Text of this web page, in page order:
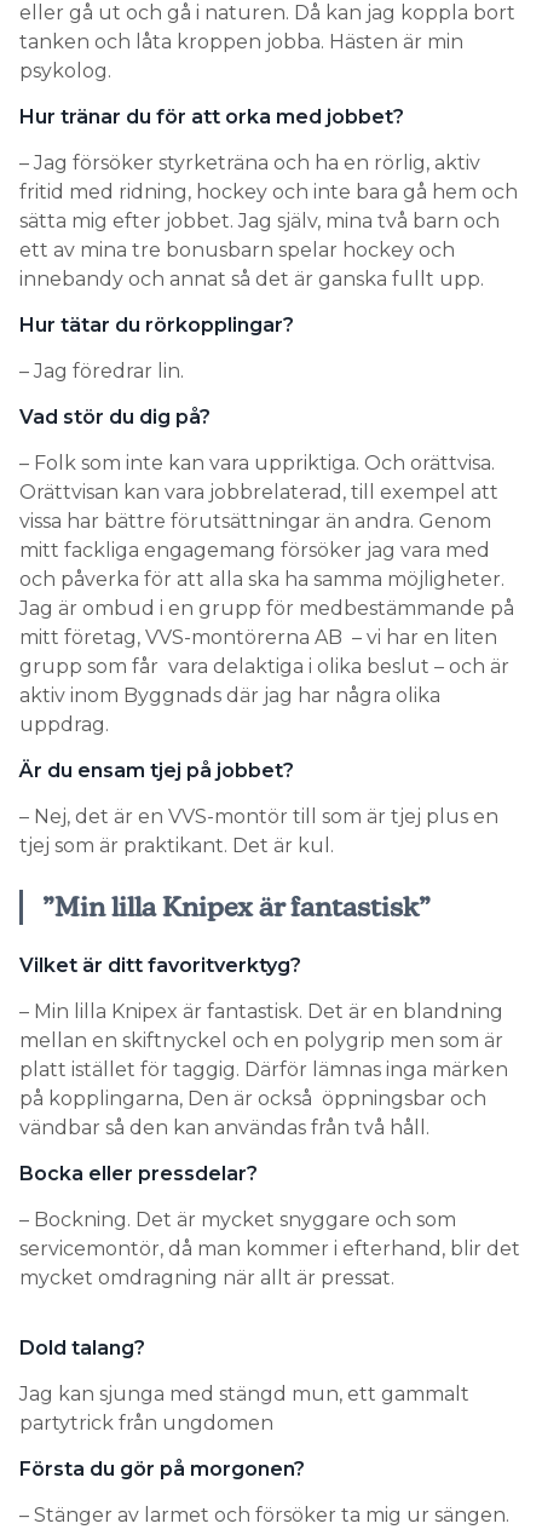
eller gå ut och gå i naturen. Då kan jag koppla bort
tanken och låta kroppen jobba. Hästen är min
psykolog.
Hur tränar du för att orka med jobbet?
– Jag försöker styrketräna och ha en rörlig, aktiv
fritid med ridning, hockey och inte bara gå hem och
sätta mig efter jobbet. Jag själv, mina två barn och
ett av mina tre bonusbarn spelar hockey och
innebandy och annat så det är ganska fullt upp.
Hur tätar du rörkopplingar?
– Jag föredrar lin.
Vad stör du dig på?
– Folk som inte kan vara uppriktiga. Och orättvisa.
Orättvisan kan vara jobbrelaterad, till exempel att
vissa har bättre förutsättningar än andra. Genom
mitt fackliga engagemang försöker jag vara med
och påverka för att alla ska ha samma möjligheter.
Jag är ombud i en grupp för medbestämmande på
mitt företag, VVS-montörerna AB – vi har en liten
grupp som får vara delaktiga i olika beslut – och är
aktiv inom Byggnads där jag har några olika
uppdrag.
Är du ensam tjej på jobbet?
– Nej, det är en VVS-montör till som är tjej plus en
tjej som är praktikant. Det är kul.
”Min lilla Knipex är fantastisk”
Vilket är ditt favoritverktyg?
– Min lilla Knipex är fantastisk. Det är en blandning
mellan en skiftnyckel och en polygrip men som är
platt istället för taggig. Därför lämnas inga märken
på kopplingarna, Den är också öppningsbar och
vändbar så den kan användas från två håll.
Bocka eller pressdelar?
– Bockning. Det är mycket snyggare och som
servicemontör, då man kommer i efterhand, blir det
mycket omdragning när allt är pressat.
Dold talang?
Jag kan sjunga med stängd mun, ett gammalt
partytrick från ungdomen
Första du gör på morgonen?
– Stänger av larmet och försöker ta mig ur sängen.